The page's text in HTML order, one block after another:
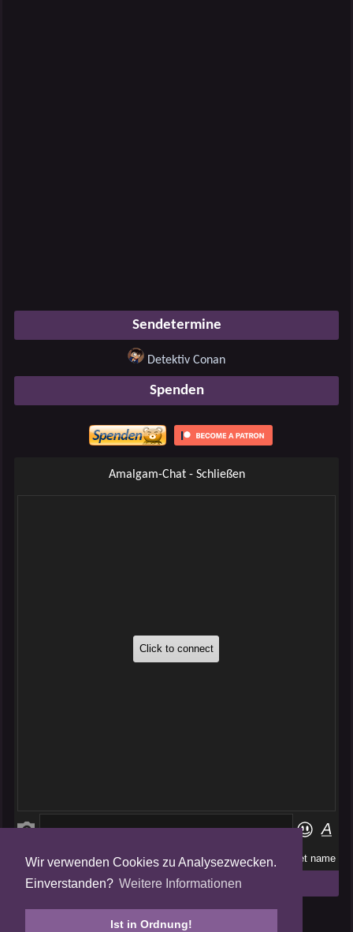
Wir verwenden Cookies zu Analysezwecken.
Einverstanden? Weitere Informationen
Ist in Ordnung!
Sendetermine
Detektiv Conan
Spenden
Amalgam-Chat - Schließen
Folge uns auf
Tweets by AmalgamFansubs